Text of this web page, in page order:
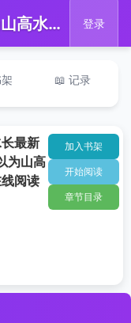
📖 沈鸳陆沉舟我曾以为山高水长最新章节阅读_沈鸳陆沉舟我曾以为山高水长全章节在线阅读全本在线阅读 登录
📖 记录
最新
为山高
阅读
加入书架
开始阅读
章节目录